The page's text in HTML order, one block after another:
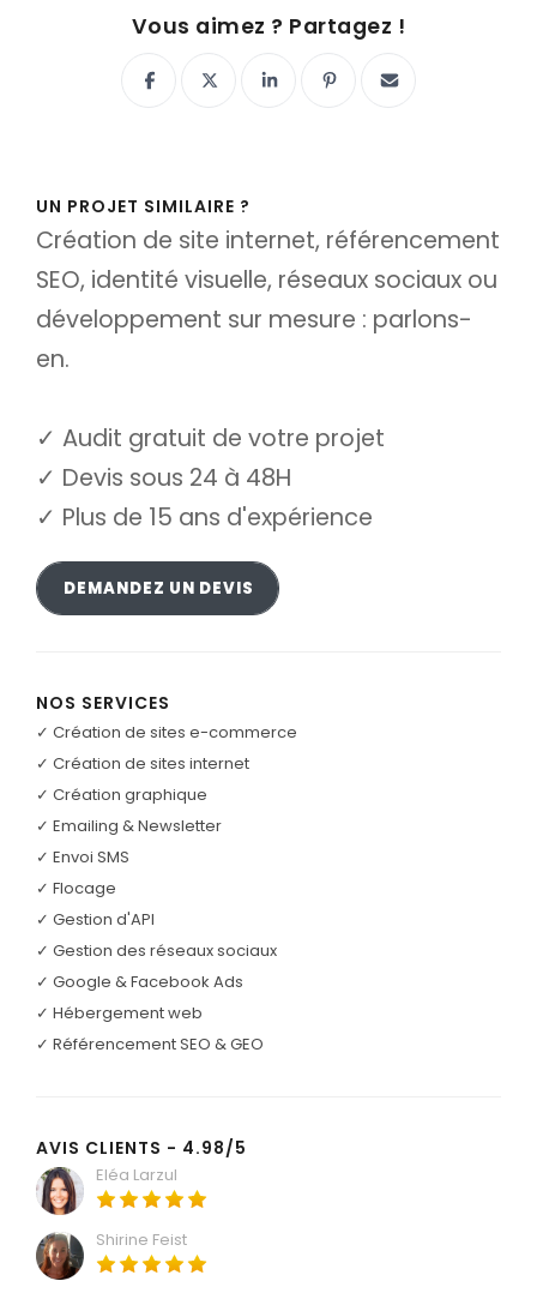
Vous aimez ? Partagez !
UN PROJET SIMILAIRE ?
Création de site internet, référencement
SEO, identité visuelle, réseaux sociaux ou
développement sur mesure : parlons-
en.
✓ Audit gratuit de votre projet
✓ Devis sous 24 à 48H
✓ Plus de 15 ans d'expérience
RÉPONSE SOUS 24H
DEMANDEZ UN DEVIS
NOS SERVICES
✓ Création de sites e-commerce
✓ Création de sites internet
✓ Création graphique
✓ Emailing & Newsletter
✓ Envoi SMS
✓ Flocage
✓ Gestion d'API
✓ Gestion des réseaux sociaux
✓ Google & Facebook Ads
✓ Hébergement web
✓ Référencement SEO & GEO
AVIS CLIENTS - 4.98/5
Eléa Larzul
Shirine Feist